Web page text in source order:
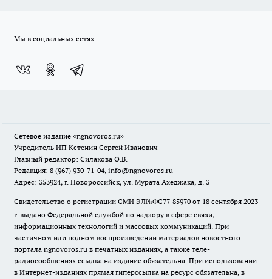
Мы в социальных сетях
Сетевое издание «ngnovoros.ru»
Учредитель ИП Кстенин Сергей Иванович
Главный редактор: Силакова О.В.
Редакция: 8 (967) 930-71-04, info@ngnovoros.ru
Адрес: 353924, г. Новороссийск, ул. Мурата Ахеджака, д. 3
Свидетельство о регистрации СМИ ЭЛ№ФС77-85970 от 18 сентября 2023
г. выдано Федеральной службой по надзору в сфере связи,
информационных технологий и массовых коммуникаций. При
частичном или полном воспроизведении материалов новостного
портала ngnovoros.ru в печатных изданиях, а также теле-
радиосообщениях ссылка на издание обязательна. При использовании
в Интернет-изданиях прямая гиперссылка на ресурс обязательна, в